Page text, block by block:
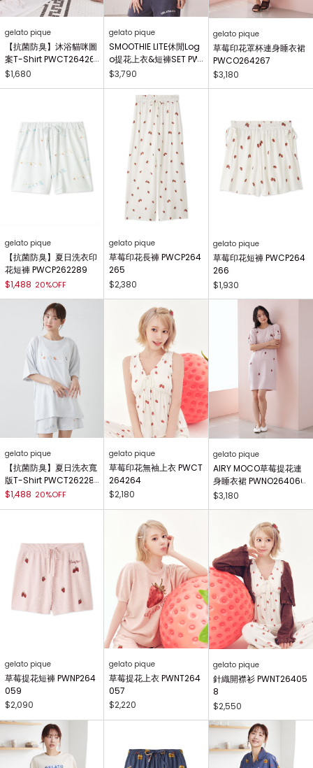
gelato pique
【抗菌防臭】沐浴貓咪圖
案T-Shirt PWCT26426
0
$1,680
gelato pique
SMOOTHIE LITE休閒Log
o提花上衣&短褲SET PW
NT264017
$3,790
gelato pique
草莓印花罩杯連身睡衣裙
PWCO264267
$3,180
gelato pique
【抗菌防臭】夏日洗衣印
花短褲 PWCP262289
$1,488 20%OFF
gelato pique
草莓印花長褲 PWCP264
265
$2,380
gelato pique
草莓印花短褲 PWCP264
266
$1,930
gelato pique
【抗菌防臭】夏日洗衣寬
版T-Shirt PWCT26228
8
$1,488 20%OFF
gelato pique
草莓印花無袖上衣 PWCT
264264
$2,180
gelato pique
AIRY MOCO草莓提花連
身睡衣裙 PWNO264060
$3,180
gelato pique
草莓提花短褲 PWNP264
059
$2,090
gelato pique
草莓提花上衣 PWNT264
057
$2,220
gelato pique
針織開襟衫 PWNT26405
8
$2,550